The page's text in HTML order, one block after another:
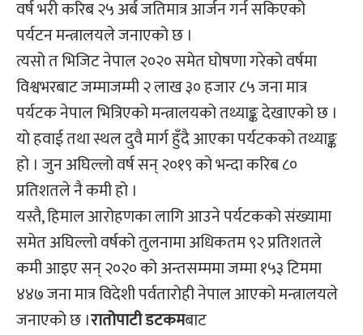
वर्ष भरी करिब २५ अर्ब जतिमात्र आर्जन गर्न सकिएको
पर्यटन मन्त्रालयले जनाएको छ ।
त्यसो त भिजिट नेपाल २०२० समेत घोषणा गरेको वर्षमा
विश्वभरबाट जम्माजम्मी २ लाख ३० हजार ८५ जना मात्र
पर्यटक नेपाल भित्रिएको मन्त्रालयको तथ्याङ्क देखाएको छ ।
यो हवाई तथा स्थल दुवै मार्ग हुँदै आएका पर्यटकको तथ्याङ्क
हो । जुन अघिल्लो वर्ष सन् २०१९ को भन्दा करिब ८०
प्रतिशतले नै कमी हो ।
यस्तै, हिमाल आरोहणका लागि आउने पर्यटकको संख्यामा
समेत अघिल्लो वर्षको तुलनामा अधिकतम ९२ प्रतिशतले
कमी आइए सन् २०२० को अन्तसम्ममा जम्मा १५३ टिममा
४४७ जना मात्र विदेशी पर्वतारोही नेपाल आएको मन्त्रालयले
जनाएको छ ।रातोपाटी डटकमबाट